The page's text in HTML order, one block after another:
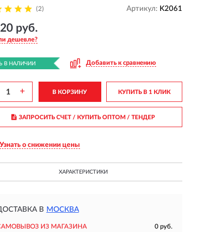
(2) Артикул: K2061
руб.
дешевле?
В НАЛИЧИИ Добавить к сравнению
+ В КОРЗИНУ КУПИТЬ В 1 КЛИК
ЗАПРОСИТЬ СЧЕТ / КУПИТЬ ОПТОМ/ ТЕНДЕР
Узнать о снижении цены
ХАРАКТЕРИСТИКИ
В МОСКВА
ИЗ МАГАЗИНА
0 руб.